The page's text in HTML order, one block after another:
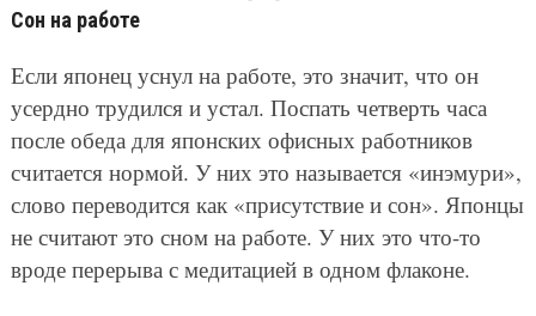
Сон на работе
Если японец уснул на работе, это значит, что он
усердно трудился и устал. Поспать четверть часа
после обеда для японских офисных работников
считается нормой. У них это называется «инэмури»,
слово переводится как «присутствие и сон». Японцы
не считают это сном на работе. У них это что-то
вроде перерыва с медитацией в одном флаконе.